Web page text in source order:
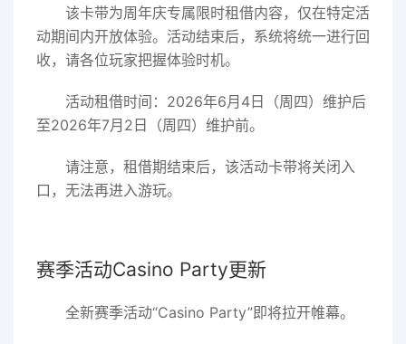
该卡带为周年庆专属限时租借内容，仅在特定活
动期间内开放体验。活动结束后，系统将统一进行回
收，请各位玩家把握体验时机。
活动租借时间：2026年6月4日（周四）维护后
至2026年7月2日（周四）维护前。
请注意，租借期结束后，该活动卡带将关闭入
口，无法再进入游玩。
赛季活动Casino Party更新
全新赛季活动“Casino Party”即将拉开帷幕。